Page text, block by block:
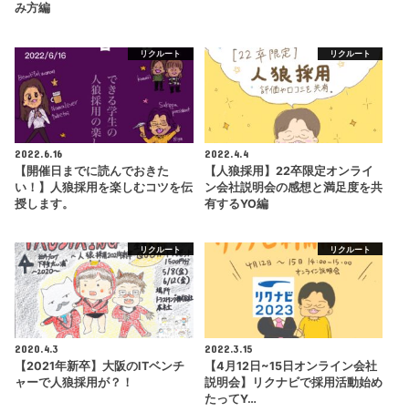
み方編
リクルート
2022.6.16
【開催日までに読んでおきた
い！】人狼採用を楽しむコツを伝
授します。
リクルート
2022.4.4
【人狼採用】22卒限定オンライ
ン会社説明会の感想と満足度を共
有するYO編
リクルート
2020.4.3
【2021年新卒】大阪のITベンチ
ャーで人狼採用が？！
リクルート
2022.3.15
【4月12日~15日オンライン会社
説明会】リクナビで採用活動始め
たってY…